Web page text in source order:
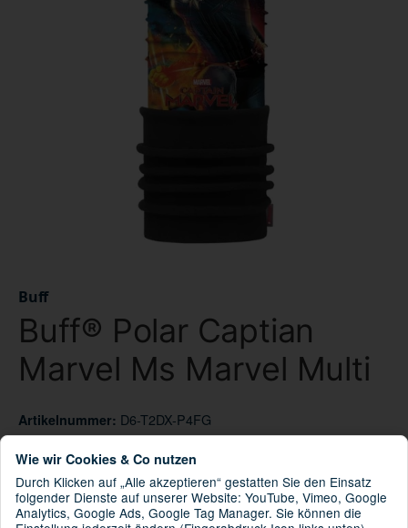
Buff
Buff® Polar Captian
Marvel Ms Marvel Multi
Artikelnummer: D6-T2DX-P4FG
HAN:121673.555.10.00
Kategorie:BUFF® Cap
Wie wir Cookies & Co nutzen
Durch Klicken auf „Alle akzeptieren“ gestatten Sie den Einsatz
folgender Dienste auf unserer Website: YouTube, Vimeo, Google
Analytics, Google Ads, Google Tag Manager. Sie können die